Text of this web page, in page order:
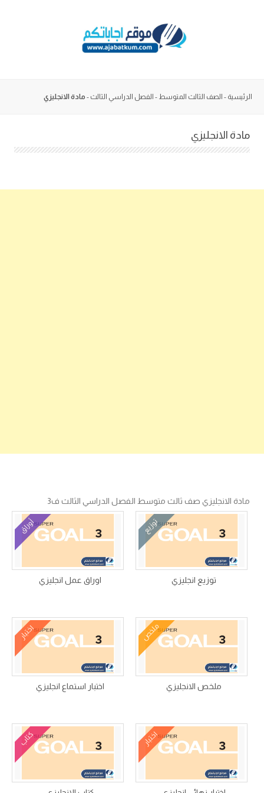
الرئيسية - الصف الثالث المتوسط - الفصل الدراسي الثالث - مادة الانجليزي
مادة الانجليزي
مادة الانجليزي صف ثالث متوسط الفصل الدراسي الثالث ف3
توزيع
توزيع انجليزي
أوراق
اوراق عمل انجليزي
ملخص
ملخص الانجليزي
اختبار
اختبار استماع انجليزي
اختبار كتاب